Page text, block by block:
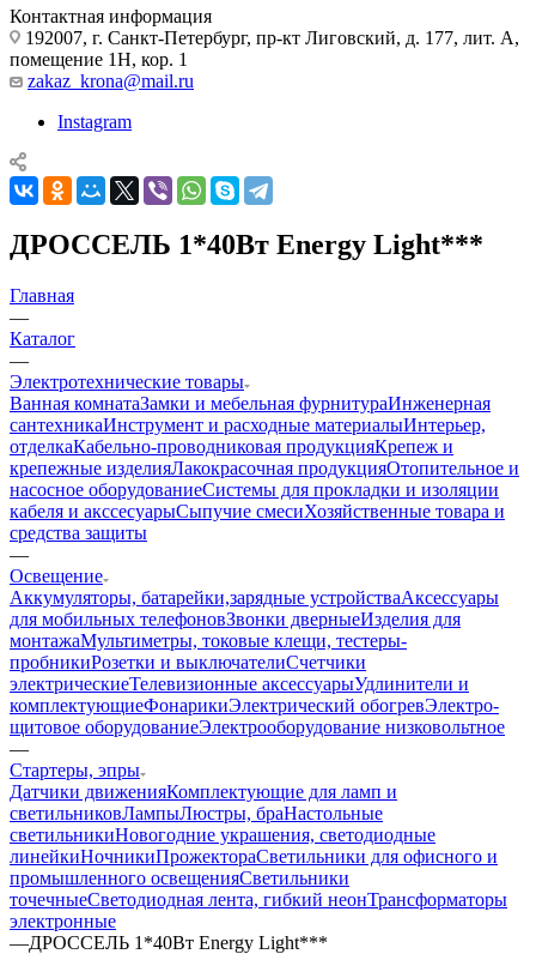
Контактная информация
192007, г. Санкт-Петербург, пр-кт Лиговский, д. 177, лит. А,
помещение 1Н, кор. 1
zakaz_krona@mail.ru
Instagram
ДРОССЕЛЬ 1*40Вт Energy Light***
Главная
—
Каталог
—
Электротехнические товары
Ванная комнатаЗамки и мебельная фурнитураИнженерная
сантехникаИнструмент и расходные материалыИнтерьер,
отделкаКабельно-проводниковая продукцияКрепеж и
крепежные изделияЛакокрасочная продукцияОтопительное и
насосное оборудованиеСистемы для прокладки и изоляции
кабеля и акссесуарыСыпучие смесиХозяйственные товара и
средства защиты
—
Освещение
Аккумуляторы, батарейки,зарядные устройстваАксессуары
для мобильных телефоновЗвонки дверныеИзделия для
монтажаМультиметры, токовые клещи, тестеры-
пробникиРозетки и выключателиСчетчики
электрическиеТелевизионные аксессуарыУдлинители и
комплектующиеФонарикиЭлектрический обогревЭлектро-
щитовое оборудованиеЭлектрооборудование низковольтное
—
Стартеры, эпры
Датчики движенияКомплектующие для ламп и
светильниковЛампыЛюстры, браНастольные
светильникиНовогодние украшения, светодиодные
линейкиНочникиПрожектораСветильники для офисного и
промышленного освещенияСветильники
точечныеСветодиодная лента, гибкий неонТрансформаторы
электронные
—ДРОССЕЛЬ 1*40Вт Energy Light***